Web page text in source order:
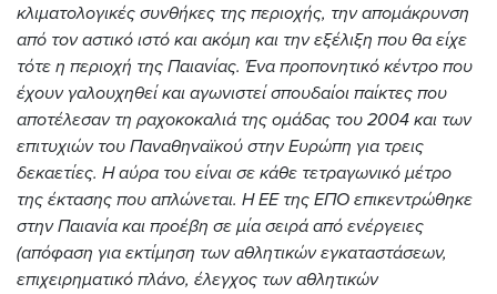
κλιματολογικές συνθήκες της περιοχής, την απομάκρυνση
από τον αστικό ιστό και ακόμη και την εξέλιξη που θα είχε
τότε η περιοχή της Παιανίας. Ένα προπονητικό κέντρο που
έχουν γαλουχηθεί και αγωνιστεί σπουδαίοι παίκτες που
αποτέλεσαν τη ραχοκοκαλιά της ομάδας του 2004 και των
επιτυχιών του Παναθηναϊκού στην Ευρώπη για τρεις
δεκαετίες. Η αύρα του είναι σε κάθε τετραγωνικό μέτρο
της έκτασης που απλώνεται. Η ΕΕ της ΕΠΟ επικεντρώθηκε
στην Παιανία και προέβη σε μία σειρά από ενέργειες
(απόφαση για εκτίμηση των αθλητικών εγκαταστάσεων,
επιχειρηματικό πλάνο, έλεγχος των αθλητικών